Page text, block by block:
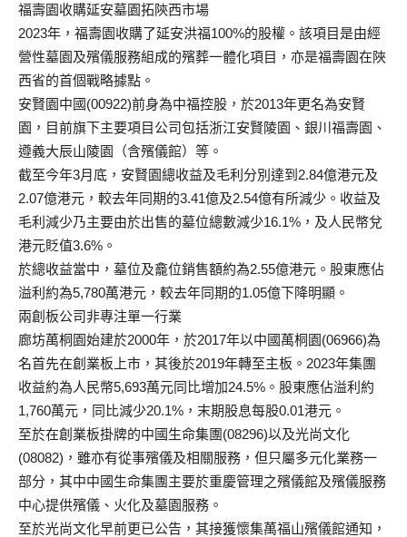
福壽園收購延安墓園拓陝西市場
2023年，福壽園收購了延安洪福100%的股權。該項目是由經
營性墓園及殯儀服務組成的殯葬一體化項目，亦是福壽園在陜
西省的首個戰略據點。
安賢園中國(00922)前身為中福控股，於2013年更名為安賢
園，目前旗下主要項目公司包括浙江安賢陵園、銀川福壽園、
遵義大辰山陵園（含殯儀館）等。
截至今年3月底，安賢園總收益及毛利分別達到2.84億港元及
2.07億港元，較去年同期的3.41億及2.54億有所減少。收益及
毛利減少乃主要由於出售的墓位總數減少16.1%，及人民幣兌
港元貶值3.6%。
於總收益當中，墓位及龕位銷售額約為2.55億港元。股東應佔
溢利約為5,780萬港元，較去年同期的1.05億下降明顯。
兩創板公司非專注單一行業
廊坊萬桐園始建於2000年，於2017年以中國萬桐園(06966)為
名首先在創業板上市，其後於2019年轉至主板。2023年集團
收益約為人民幣5,693萬元同比增加24.5%。股東應佔溢利約
1,760萬元，同比減少20.1%，末期股息每股0.01港元。
至於在創業板掛牌的中國生命集團(08296)以及光尚文化
(08082)，雖亦有從事殯儀及相關服務，但只屬多元化業務一
部分，其中中國生命集團主要於重慶管理之殯儀館及殯儀服務
中心提供殯儀、火化及墓園服務。
至於光尚文化早前更已公告，其接獲懷集萬福山殯儀館通知，